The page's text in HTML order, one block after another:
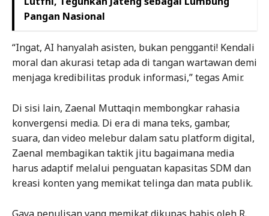
Pangan Nasional
“Ingat, AI hanyalah asisten, bukan pengganti! Kendali
moral dan akurasi tetap ada di tangan wartawan demi
menjaga kredibilitas produk informasi,” tegas Amir.
Di sisi lain, Zaenal Muttaqin membongkar rahasia
konvergensi media. Di era di mana teks, gambar,
suara, dan video melebur dalam satu platform digital,
Zaenal membagikan taktik jitu bagaimana media
harus adaptif melalui penguatan kapasitas SDM dan
kreasi konten yang memikat telinga dan mata publik.